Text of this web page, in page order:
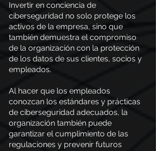
Invertir en conciencia de
ciberseguridad no solo protege los
activos de la empresa, sino que
también demuestra el compromiso
de la organización con la protección
de los datos de sus clientes, socios y
empleados.
Al hacer que los empleados
conozcan los estándares y prácticas
de ciberseguridad adecuados, la
organización también puede
garantizar el cumplimiento de las
regulaciones y prevenir futuros